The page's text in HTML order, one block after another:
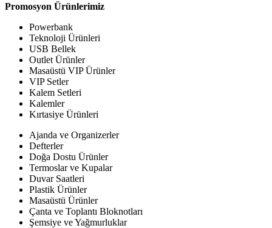
Promosyon Ürünlerimiz
Powerbank
Teknoloji Ürünleri
USB Bellek
Outlet Ürünler
Masaüstü VIP Ürünler
VIP Setler
Kalem Setleri
Kalemler
Kırtasiye Ürünleri
Ajanda ve Organizerler
Defterler
Doğa Dostu Ürünler
Termoslar ve Kupalar
Duvar Saatleri
Plastik Ürünler
Masaüstü Ürünler
Çanta ve Toplantı Bloknotları
Şemsiye ve Yağmurluklar